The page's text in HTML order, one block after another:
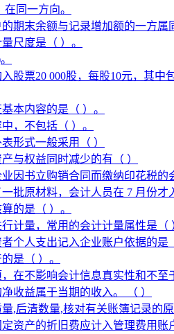
同一方向。
期末余额与记录增加额的一方属
尺度是（ ）。
股票20 000股，每股10元，其
本内容的是（ ）。
，不包括（ ）。
形式一般采用（ ）
与权益同时减少的有（ ）
因书立购销合同而缴纳印花税的
批原材料，会计人员在 7 月份
的是（ ）。
计量，常用的会计计量属性是（
个人支出记入企业账户依据的是
是（ ）。
，在不影响会计信息真实性和不
收益属于当期的收入。 （ ）
,后清数量,核对有关账簿记录的原
资产的折旧费应计入管理费用账